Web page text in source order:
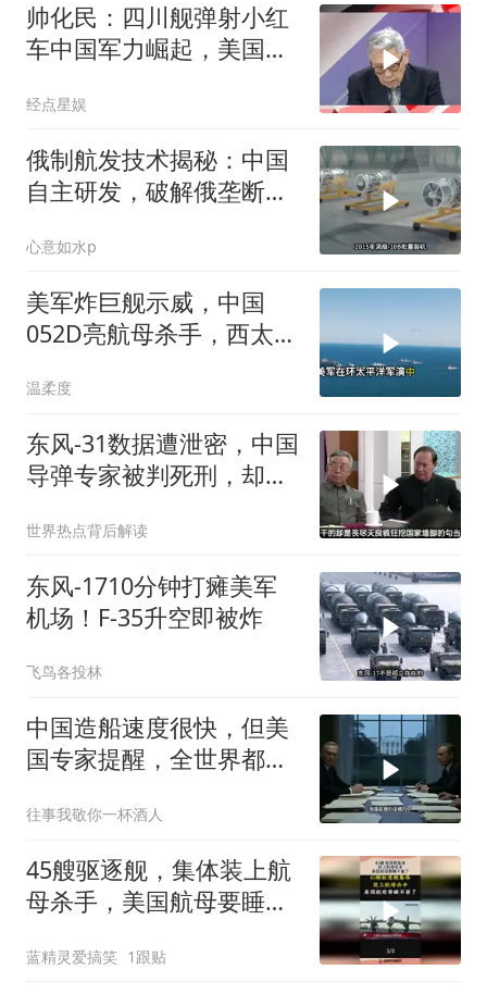
帅化民：四川舰弹射小红
车中国军力崛起，美国军
经点星娱
俄制航发技术揭秘：中国
自主研发，破解俄垄断之
心意如水p
美军炸巨舰示威，中国
052D亮航母杀手，西太格
温柔度
东风-31数据遭泄密，中国
导弹专家被判死刑，却遭
世界热点背后解读
东风-1710分钟打瘫美军
机场！F-35升空即被炸
飞鸟各投林
中国造船速度很快，但美
国专家提醒，全世界都被
的其实另有隐藏底牌
往事我敬你一杯酒人
45艘驱逐舰，集体装上航
母杀手，美国航母要睡不
蓝精灵爱搞笑 1跟贴